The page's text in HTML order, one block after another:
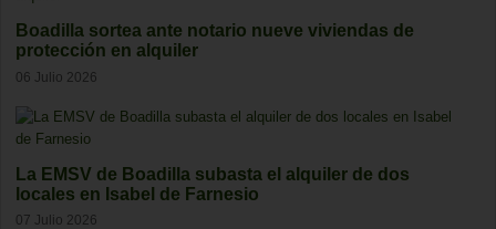
Boadilla sortea ante notario nueve viviendas de
protección en alquiler
06 Julio 2026
La EMSV de Boadilla subasta el alquiler de dos
locales en Isabel de Farnesio
07 Julio 2026